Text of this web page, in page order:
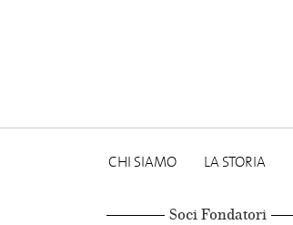
CHI SIAMO LA STORIA
Soci Fondatori